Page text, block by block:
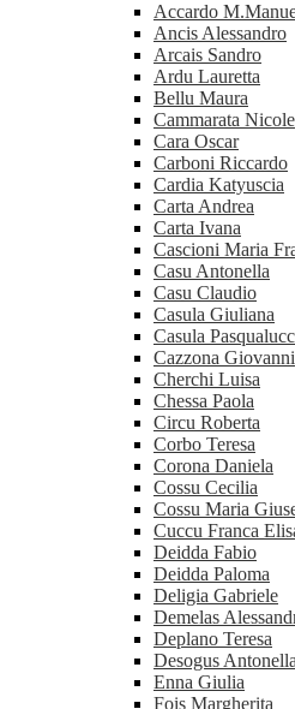
Accardo
Ancis Alessandro
Arcais Sandro
Ardu Lauretta
Bellu Maura
Cammarata Nicole
Cara Oscar
Carboni Riccardo
Cardia Katyuscia
Carta Andrea
Carta Ivana
Cascioni Maria
Casu Antonella
Casu Claudio
Casula Giuliana
Casula
Cazzona Giovanni
Cherchi Luisa
Chessa Paola
Circu Roberta
Corbo Teresa
Corona Daniela
Cossu Cecilia
Cossu Maria
Cuccu Franca
Deidda Fabio
Deidda Paloma
Deligia Gabriele
Demelas
Deplano Teresa
Desogus Antonella
Enna Giulia
Fois Margherita